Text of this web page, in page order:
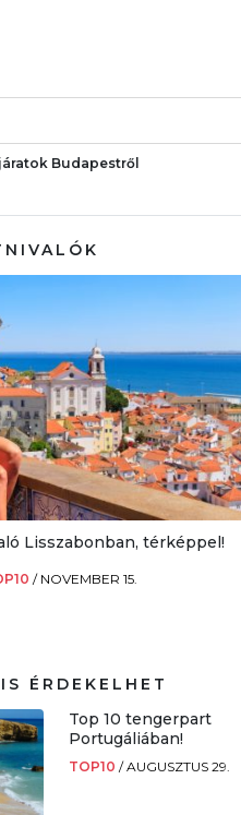
Budapestről
Lisszabonban, térképpel!
/ NOVEMBER 15.
ÉRDEKELHET
Top 10 tengerpart
Portugáliában!
TOP10/AUGUSZTUS 29.